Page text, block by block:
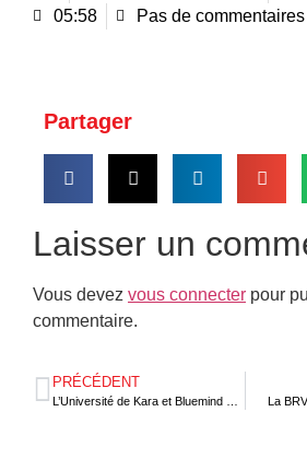
05:58
Pas de commentaires
Partager
Laisser un
Vous devez vous connecter pour
commentaire.
PRÉCÉDENT
La